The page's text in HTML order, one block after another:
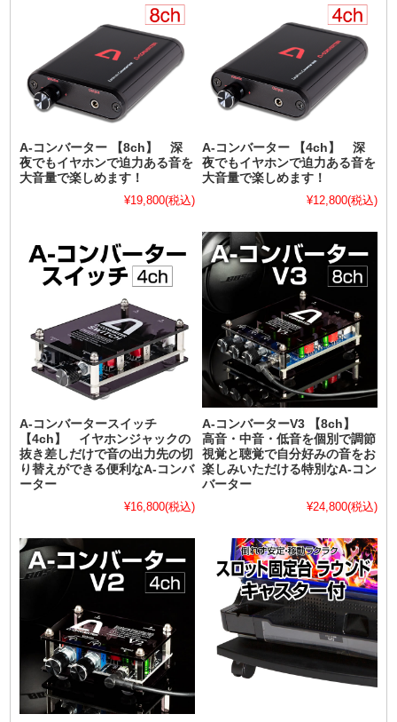
A-コンバーター 【8ch】 深
夜でもイヤホンで迫力ある音を
大音量で楽しめます！
¥19,800(税込)
A-コンバーター 【4ch】 深
夜でもイヤホンで迫力ある音を
大音量で楽しめます！
¥12,800(税込)
A-コンバータースイッチ
【4ch】 イヤホンジャックの
抜き差しだけで音の出力先の切
り替えができる便利なA-コンバ
ーター
¥16,800(税込)
A-コンバーターV3 【8ch】
高音・中音・低音を個別で調節
視覚と聴覚で自分好みの音をお
楽しみいただける特別なA-コン
バーター
¥24,800(税込)